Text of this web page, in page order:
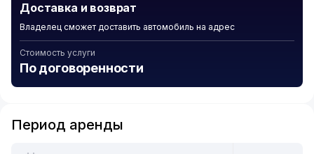
Доставка и возврат
Владелец сможет доставить автомобиль на адрес
Стоимость услуги
По договоренности
Период аренды